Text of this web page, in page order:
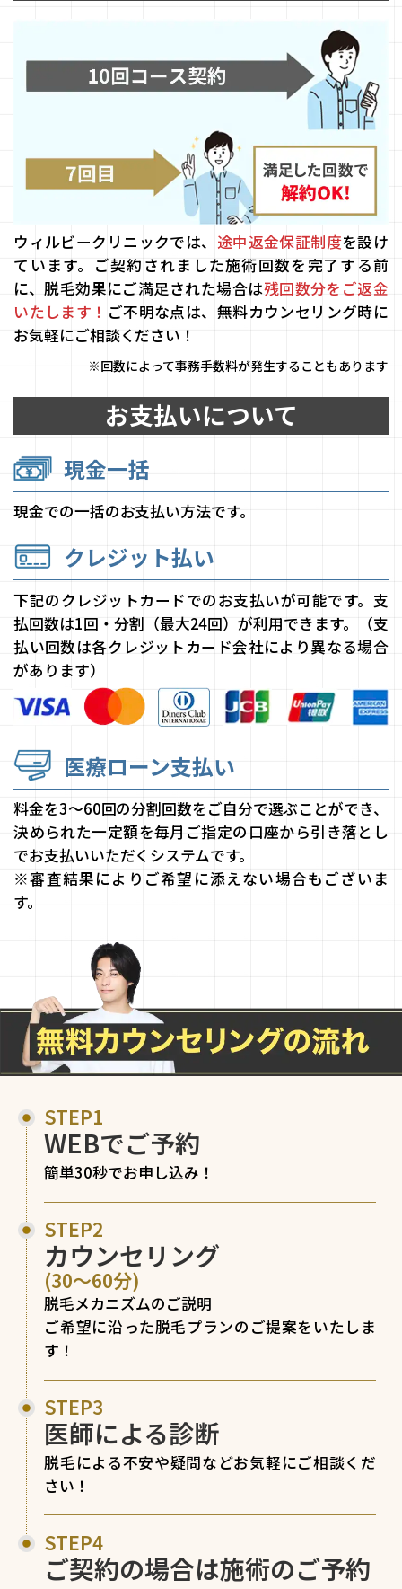
ウィルビークリニックでは、 途中返金保証制度を設け
ています。ご契約されました施術回数を完了する前
に、脱毛効果にご満足された場合は残回数分をご返金
いたします！ ご不明な点は、無料カウンセリング時に
お気軽にご相談ください！
※回数によって事務手数料が発生することもあります
お支払いについて
現金一括
現金での一括のお支払い方法です。
クレジット払い
下記のクレジットカードでのお支払いが可能です。支
払回数は1回・分割（最大24回）が利用できます。（支
払い回数は各クレジットカード会社により異なる場合
があります）
医療ローン支払い
料金を3～60回の分割回数をご自分で選ぶことができ、
決められた一定額を毎月ご指定の口座から引き落とし
でお支払いいただくシステムです。
※審査結果によりご希望に添えない場合もございま
す。
STEP1
WEBでご予約
簡単30秒でお申し込み！
STEP2
カウンセリング
(30〜60分)
脱毛メカニズムのご説明
ご希望に沿った脱毛プランのご提案をいたしま
す！
STEP3
医師による診断
脱毛による不安や疑問などお気軽にご相談くだ
さい！
STEP4
ご契約の場合は施術のご予約